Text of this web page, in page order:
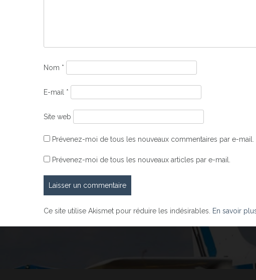
Nom *
E-mail *
Site web
Prévenez-moi de tous les nouveaux commentaires par e-mail.
Prévenez-moi de tous les nouveaux articles par e-mail.
Ce site utilise Akismet pour réduire les indésirables. En savoir